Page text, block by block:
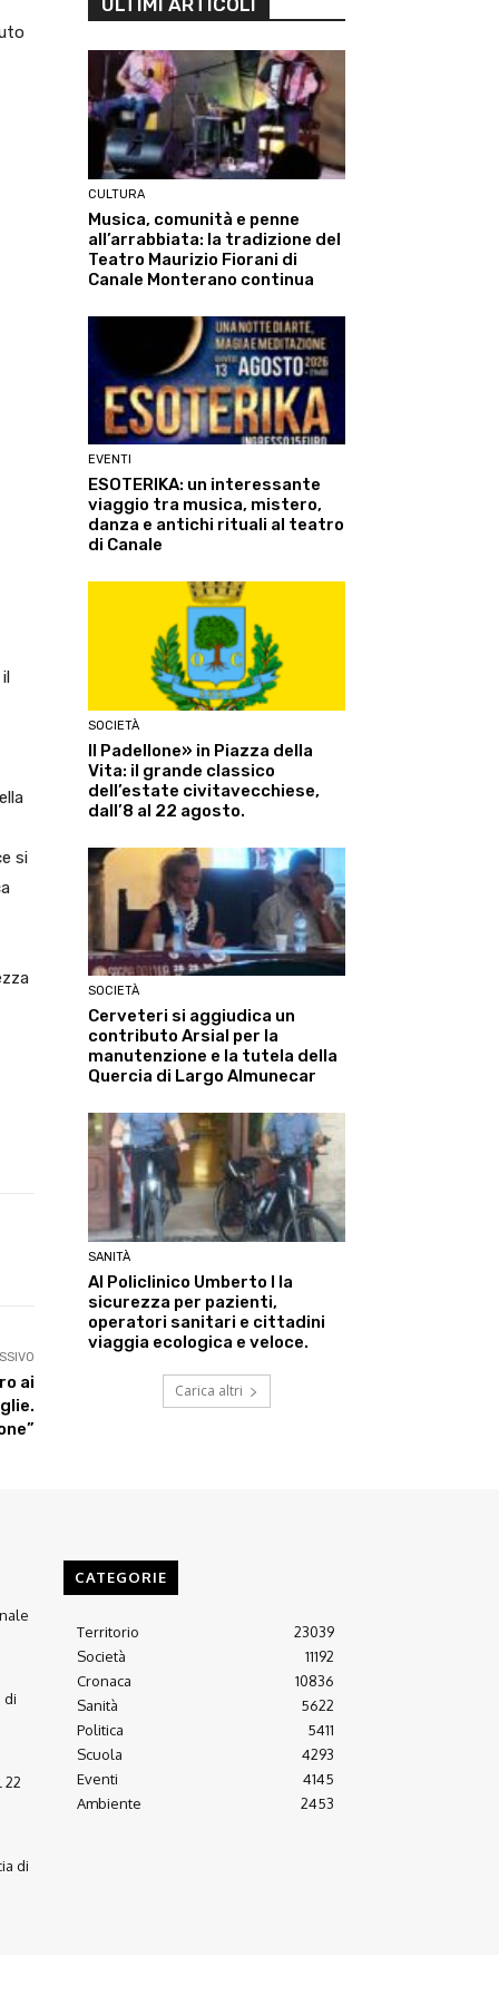
si
Linkedin
ai
ULTIMI ARTICOLI
CULTURA
Musica, comunità e penne
all’arrabbiata: la tradizione del
Teatro Maurizio Fiorani di
Canale Monterano continua
EVENTI
ESOTERIKA: un interessante
viaggio tra musica, mistero,
danza e antichi rituali al teatro
di Canale
SOCIETÀ
Il Padellone» in Piazza della
Vita: il grande classico
dell’estate civitavecchiese,
dall’8 al 22 agosto.
SOCIETÀ
Cerveteri si aggiudica un
contributo Arsial per la
manutenzione e la tutela della
Quercia di Largo Almunecar
SANITÀ
Al Policlinico Umberto I la
sicurezza per pazienti,
operatori sanitari e cittadini
viaggia ecologica e veloce.
Carica altri
di
22
di
CATEGORIE
Territorio
23039
Società
11192
Cronaca
10836
Sanità
5622
Politica
5411
Scuola
4293
Eventi
4145
Ambiente
2453